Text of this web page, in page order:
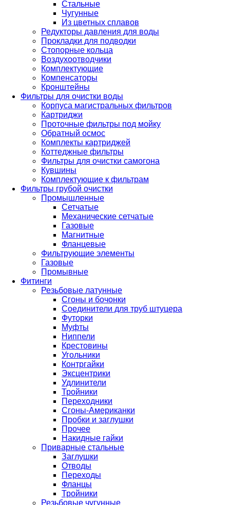
Стальные
Чугунные
Из цветных сплавов
Редукторы давления для воды
Прокладки для подводки
Стопорные кольца
Воздухоотводчики
Комплектующие
Компенсаторы
Кронштейны
Фильтры для очистки воды
Корпуса магистральных фильтров
Картриджи
Проточные фильтры под мойку
Обратный осмос
Комплекты картриджей
Коттеджные фильтры
Фильтры для очистки самогона
Кувшины
Комплектующие к фильтрам
Фильтры грубой очистки
Промышленные
Сетчатые
Механические сетчатые
Газовые
Магнитные
Фланцевые
Фильтрующие элементы
Газовые
Промывные
Фитинги
Резьбовые латунные
Сгоны и бочонки
Соединители для труб штуцера
Футорки
Муфты
Ниппели
Крестовины
Угольники
Контргайки
Эксцентрики
Удлинители
Тройники
Переходники
Сгоны-Американки
Пробки и заглушки
Прочее
Накидные гайки
Приварные стальные
Заглушки
Отводы
Переходы
Фланцы
Тройники
Резьбовые чугунные